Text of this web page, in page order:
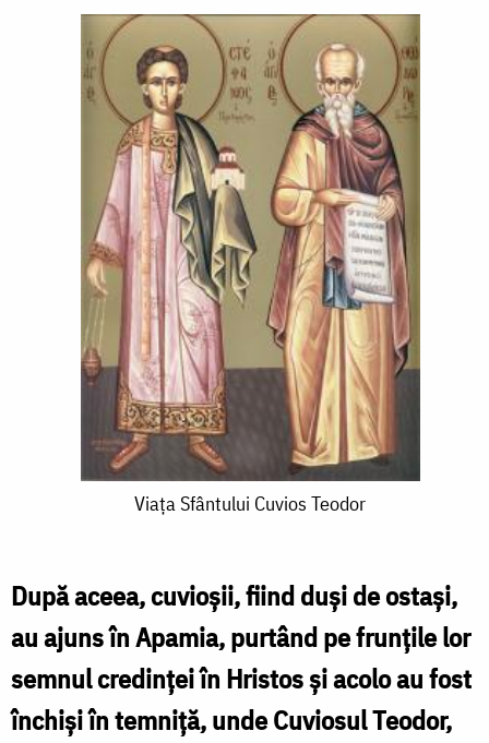
Cuvios
Teodor
Viața Sfântului Cuvios Teodor
După aceea, cuvioșii, fiind duși de ostași,
au ajuns în Apamia, purtând pe frunțile lor
semnul credinței în Hristos și acolo au fost
închiși în temniță, unde Cuviosul Teodor,